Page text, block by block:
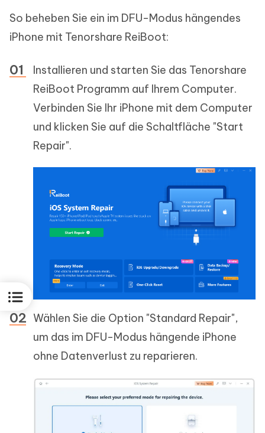
So beheben Sie ein im DFU-Modus hängendes
iPhone mit Tenorshare ReiBoot:
Installieren und starten Sie das Tenorshare
ReiBoot Programm auf Ihrem Computer.
Verbinden Sie Ihr iPhone mit dem Computer
und klicken Sie auf die Schaltfläche "Start
Repair".
Wählen Sie die Option "Standard Repair",
um das im DFU-Modus hängende iPhone
ohne Datenverlust zu reparieren.